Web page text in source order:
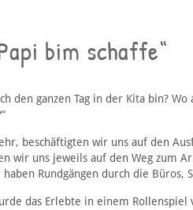
bim schaffe“
den ganzen Tag in der Kita bin? Wo
beschäftigten wir uns auf den
wir uns jeweils auf den Weg zum
Rundgängen durch die Büros,
das Erlebte in einem Rollenspiel